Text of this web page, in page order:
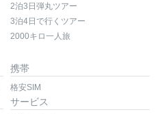
2泊3日弾丸ツアー
3泊4日で行くツアー
2000キロ一人旅
携帯
格安SIM
サービス